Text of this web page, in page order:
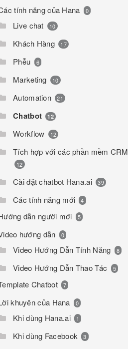
tính năng của Hana 0
Live chat 10
Khách Hàng 17
Phễu 6
Marketing 10
Automation 21
Chatbot 12
Workflow 12
Tích hợp với các phần mềm CRM
12
Cài đặt chatbot Hana.ai 39
Các tính năng mới 4
dẫn người mới 5
hướng dẫn 0
Video Hướng Dẫn Tính Năng 8
Video Hướng Dẫn Thao Tác 5
Chatbot 7
khuyên của Hana 0
Khi dùng Hana.ai 1
Khi dùng Facebook 3